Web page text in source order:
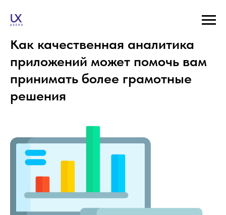
Как качественная аналитика
приложений может помочь вам
принимать более грамотные
решения